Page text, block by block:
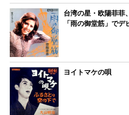
台湾の星・欧陽菲菲
「雨の御堂筋」でデ
ヨイトマケの唄